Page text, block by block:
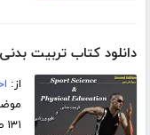
دانلود کتاب تربیت
از:
۱۳۱ صفحه